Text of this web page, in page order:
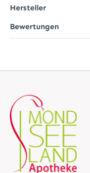
Hersteller
Bewertungen